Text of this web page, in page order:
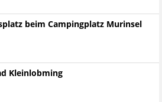
beim Campingplatz Murinsel
Kleinlobming